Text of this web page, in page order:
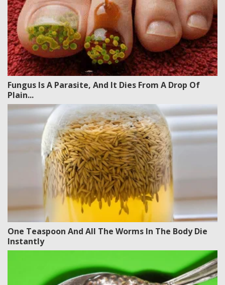
Fungus Is A Parasite, And It Dies From A Drop Of
Plain...
One Teaspoon And All The Worms In The Body Die
Instantly